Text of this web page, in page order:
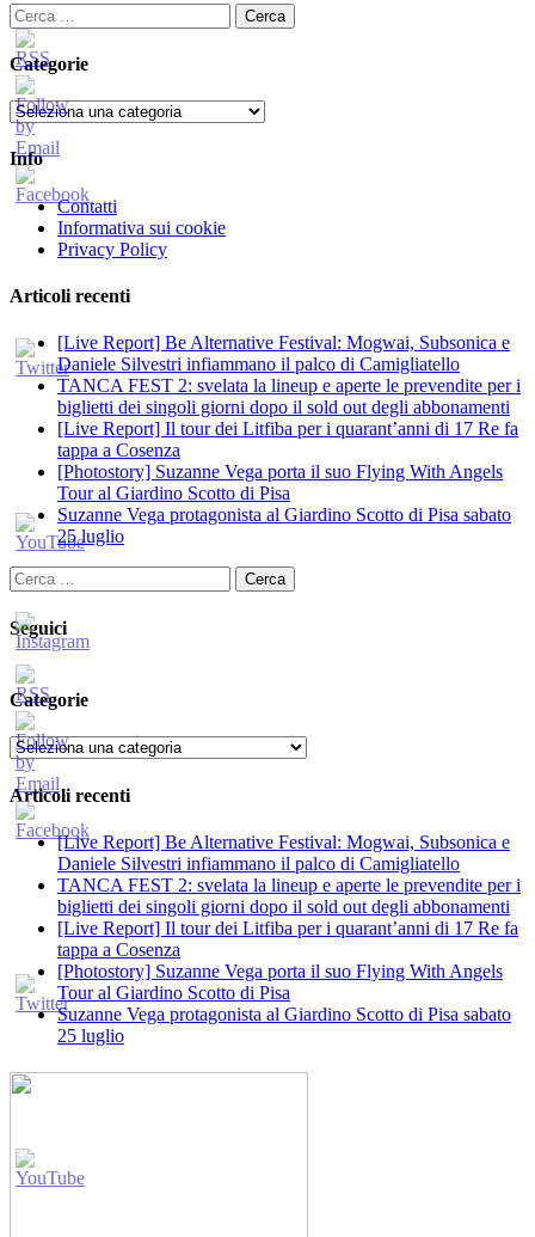
Ricerca
per:
Categorie
Categorie
Info
Contatti
Informativa sui cookie
Privacy Policy
Articoli recenti
[Live Report] Be Alternative Festival: Mogwai, Subsonica e
Daniele Silvestri infiammano il palco di Camigliatello
TANCA FEST 2: svelata la lineup e aperte le prevendite per i
biglietti dei singoli giorni dopo il sold out degli abbonamenti
[Live Report] Il tour dei Litfiba per i quarant’anni di 17 Re fa
tappa a Cosenza
[Photostory] Suzanne Vega porta il suo Flying With Angels
Tour al Giardino Scotto di Pisa
Suzanne Vega protagonista al Giardino Scotto di Pisa sabato
25 luglio
Ricerca
per:
Seguici
Categorie
Categorie
Articoli recenti
[Live Report] Be Alternative Festival: Mogwai, Subsonica e
Daniele Silvestri infiammano il palco di Camigliatello
TANCA FEST 2: svelata la lineup e aperte le prevendite per i
biglietti dei singoli giorni dopo il sold out degli abbonamenti
[Live Report] Il tour dei Litfiba per i quarant’anni di 17 Re fa
tappa a Cosenza
[Photostory] Suzanne Vega porta il suo Flying With Angels
Tour al Giardino Scotto di Pisa
Suzanne Vega protagonista al Giardino Scotto di Pisa sabato
25 luglio